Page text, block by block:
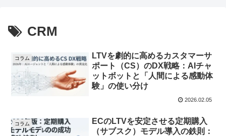
CRM
コラム
LTVを劇的に高めるカスタマーサ
ポート（CS）のDX戦略：AIチャ
ットボットと「人間による感動体
験」の使い分け
2026.02.05
コラム
ECのLTVを安定させる定期購入
（サブスク）モデル導入の鉄則：